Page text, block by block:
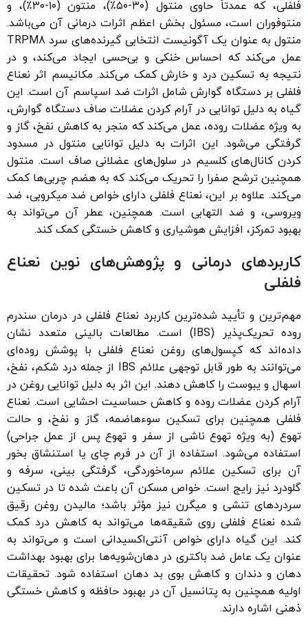
فلفلی، که عمدتاً حاوی منتول (۳۰-۵۰٪)، منتون (۱۰-۳۰٪)، و
منتوفوران است، مسئول بخش اعظم اثرات درمانی آن می‌باشد.
منتول به عنوان یک آگونیست انتخابی گیرنده‌های سرد TRPM8
عمل می‌کند که احساس خنکی و بی‌حسی ایجاد می‌کند، و در
نتیجه به تسکین درد و خارش کمک می‌کند. مکانیسم اثر نعناع
فلفلی بر دستگاه گوارش شامل اثرات ضد اسپاسم آن است. این
گیاه به دلیل توانایی در آرام کردن عضلات صاف دستگاه گوارش،
به ویژه عضلات روده، عمل می‌کند که منجر به کاهش نفخ، گاز و
گرفتگی می‌شود. این اثرات به دلیل توانایی منتول در مسدود
کردن کانال‌های کلسیم در سلول‌های عضلانی صاف است. منتول
همچنین ترشح صفرا را تحریک می‌کند که به هضم چربی‌ها کمک
می‌کند. علاوه بر این، نعناع فلفلی دارای خواص ضد میکروبی، ضد
ویروسی، و ضد التهابی است. همچنین، عطر آن می‌تواند به
بهبود تمرکز، افزایش هوشیاری و کاهش خستگی کمک کند.
کاربردهای درمانی و پژوهش‌های نوین نعناع
فلفلی
مهم‌ترین و تأیید شده‌ترین کاربرد نعناع فلفلی در درمان سندرم
روده تحریک‌پذیر (IBS) است. مطالعات بالینی متعدد نشان
داده‌اند که کپسول‌های روغن نعناع فلفلی با پوشش روده‌ای
می‌توانند به طور قابل توجهی علائم IBS از جمله درد شکم، نفخ،
اسهال و یبوست را کاهش دهند. این اثر به دلیل توانایی روغن در
آرام کردن عضلات روده و کاهش حساسیت احشایی است. نعناع
فلفلی همچنین برای تسکین سوءهاضمه، گاز و نفخ، و حالت
تهوع (به ویژه تهوع ناشی از سفر و تهوع پس از عمل جراحی)
استفاده می‌شود. استفاده از آن در فرم چای یا استنشاق بخور
آن برای تسکین علائم سرماخوردگی، گرفتگی بینی، سرفه و
گلودرد نیز رایج است. خواص مسکن آن باعث شده تا در تسکین
سردردهای تنشی و میگرن نیز مؤثر باشد؛ مالیدن روغن رقیق
شده نعناع فلفلی روی شقیقه‌ها می‌تواند به کاهش درد کمک
کند. این گیاه دارای خواص آنتی‌اکسیدانی است و می‌تواند به
عنوان یک عامل ضد باکتری در دهان‌شویه‌ها برای بهبود بهداشت
دهان و دندان و کاهش بوی بد دهان استفاده شود. تحقیقات
اولیه همچنین به پتانسیل آن در بهبود حافظه و کاهش خستگی
ذهنی اشاره دارند.